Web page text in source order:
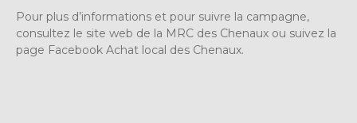
Pour plus d’informations et pour suivre la campagne,
consultez le site web de la MRC des Chenaux ou suivez la
page Facebook Achat local des Chenaux.